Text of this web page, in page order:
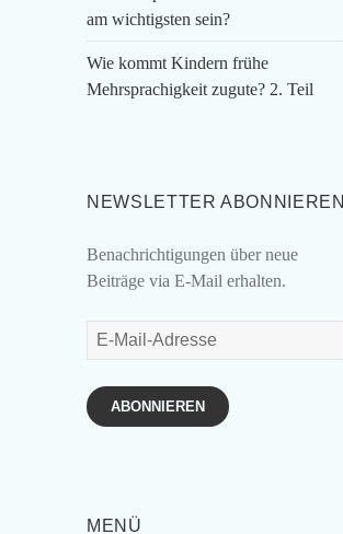
am wichtigsten sein?
Wie kommt Kindern frühe
Mehrsprachigkeit zugute? 2. Teil
NEWSLETTER ABONNIEREN
Benachrichtigungen über neue
Beiträge via E-Mail erhalten.
E-
Mail-
Adresse
ABONNIEREN
MENÜ